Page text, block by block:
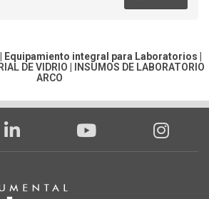
Equipamiento integral para Laboratorios |
DE VIDRIO
INSUMOS DE LABORATORIO
ARCO